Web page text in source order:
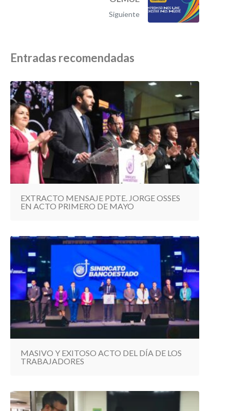
Siguiente
Entradas recomendadas
EXTRACTO MENSAJE PDTE. JORGE OSSES
EN ACTO PRIMERO DE MAYO
MASIVO Y EXITOSO ACTO DEL DÍA DE LOS
TRABAJADORES